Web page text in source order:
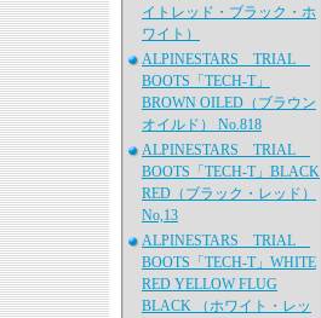
イトレッド・ブラック・ホ
ワイト）
ALPINESTARS TRIAL
BOOTS「TECH-T」
BROWN OILED（ブラウン
オイルド） No.818
ALPINESTARS TRIAL
BOOTS「TECH-T」BLACK
RED（ブラック・レッド）
No,13
ALPINESTARS TRIAL
BOOTS「TECH-T」WHITE
RED YELLOW FLUG
BLACK （ホワイト・レッ